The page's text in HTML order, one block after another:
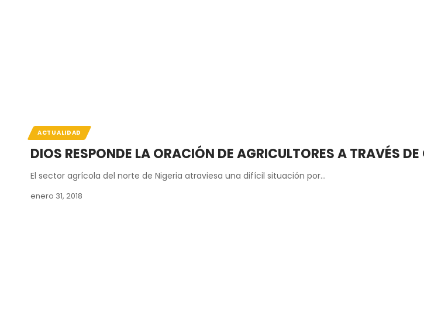
ACTUALIDAD
DIOS RESPONDE LA ORACIÓN DE AGRICULTORES A TRAVÉS
El sector agrícola del norte de Nigeria atraviesa una difícil situación por…
enero 31, 2018